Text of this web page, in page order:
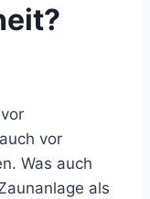
vor
Was auch
als